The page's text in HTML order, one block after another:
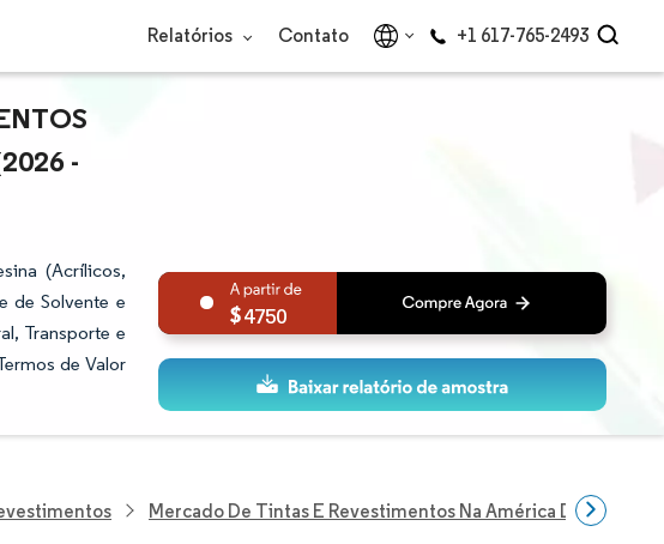
Relatórios Contato +1 617-765-2493
-
(Acrílicos,
de Solvente e
Transporte e
de Valor
4750
Mercado De Tintas E Revestimentos Na América Do Norte